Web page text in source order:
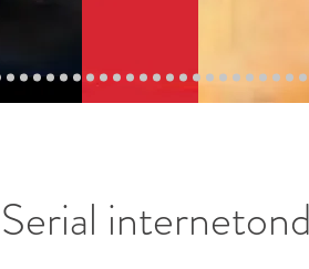
Serial